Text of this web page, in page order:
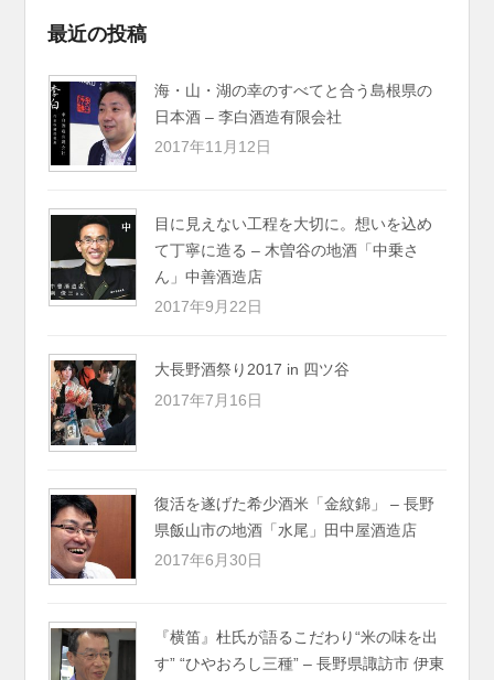
最近の投稿
海・山・湖の幸のすべてと合う島根県の
日本酒 – 李白酒造有限会社
2017年11月12日
目に見えない工程を大切に。想いを込め
て丁寧に造る – 木曽谷の地酒「中乗さ
ん」中善酒造店
2017年9月22日
大長野酒祭り2017 in 四ツ谷
2017年7月16日
復活を遂げた希少酒米「金紋錦」 – 長野
県飯山市の地酒「水尾」田中屋酒造店
2017年6月30日
『横笛』杜氏が語るこだわり“米の味を出
す” “ひやおろし三種” – 長野県諏訪市 伊東